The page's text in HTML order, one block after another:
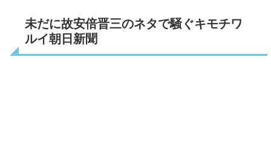
未だに故安倍晋三のネタで騒ぐキモチワ
ルイ朝日新聞